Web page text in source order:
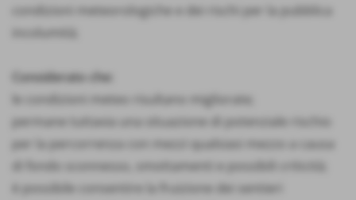
condizioni meteorologiche e dei rischi per la pubblica
incolumità;
Considerato che:
le condizioni meteo risultano migliorate;
permane tuttavia una situazione di potenziale rischio
per la percorrenza con mezzi qualsiasi mezzo a causa
di fondo sconnesso, smottamenti e possibili criticità;
è possibile consentire la fruizione dei sentieri